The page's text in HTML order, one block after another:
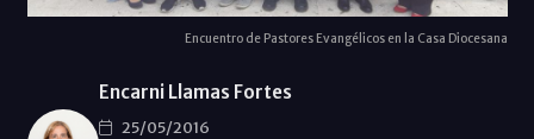
Encuentro de Pastores Evangélicos en la Casa Diocesana
Encarni Llamas Fortes
25/05/2016